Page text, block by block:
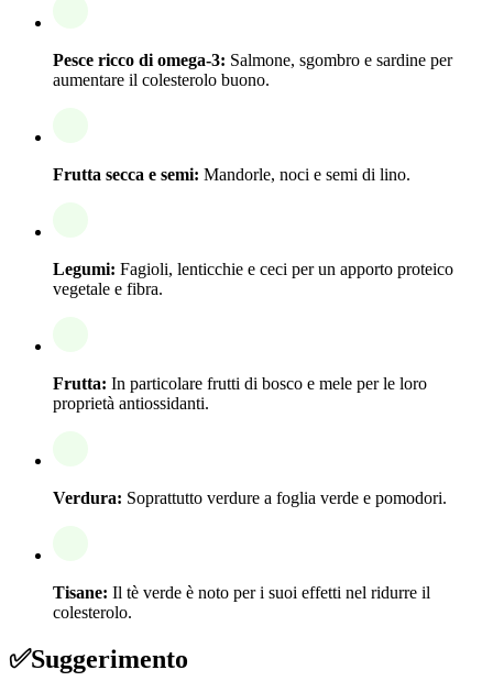
Pesce ricco di omega-3: Salmone, sgombro e sardine per
aumentare il colesterolo buono.
Frutta secca e semi: Mandorle, noci e semi di lino.
Legumi: Fagioli, lenticchie e ceci per un apporto proteico
vegetale e fibra.
Frutta: In particolare frutti di bosco e mele per le loro
proprietà antiossidanti.
Verdura: Soprattutto verdure a foglia verde e pomodori.
Tisane: Il tè verde è noto per i suoi effetti nel ridurre il
colesterolo.
✅Suggerimento